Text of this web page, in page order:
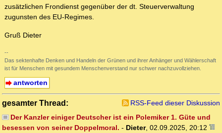
zusätzlichen Frondienst gegenüber der dt. Steuerverwaltung
zugunsten des EU-Regimes.
Gruß Dieter
--
Das sektenhafte Denken und Handeln der Grünen und ihrer Anhänger und Wählerschaft
ist für Menschen mit gesundem Menschenverstand nur schwer nachzuvollziehen.
antworten
gesamter Thread:
RSS-Feed dieser Diskussion
Der Kanzler einiger Deutscher ist ein Polemiker 1. Güte und
besessen von seiner Doppelmoral. - Dieter, 02.09.2025, 20:12